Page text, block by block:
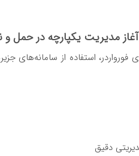
مدیریت یکپارچه در حمل
استفاده از سامانه‌های